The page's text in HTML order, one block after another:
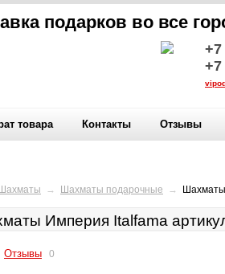
подарков во все
+7
+7
товара Контакты Отзывы
Шахматы → Шахматы подарочные →
Империя Italfama
Отзывы 0